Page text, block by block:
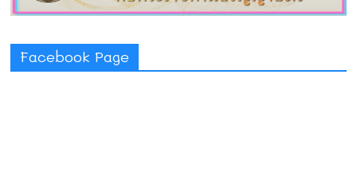
Facebook Page